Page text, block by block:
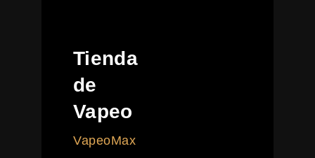
Tienda
de
Vapeo
VapeoMax